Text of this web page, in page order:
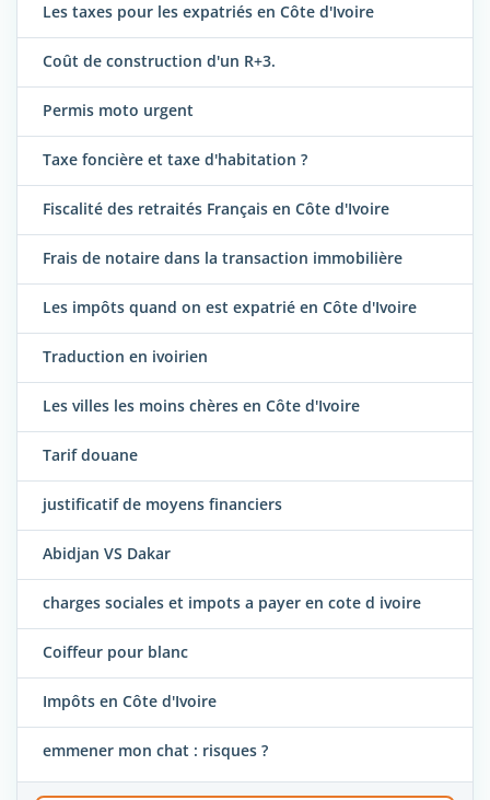
Les taxes pour les expatriés en Côte d'Ivoire
Coût de construction d'un R+3.
Permis moto urgent
Taxe foncière et taxe d'habitation ?
Fiscalité des retraités Français en Côte d'Ivoire
Frais de notaire dans la transaction immobilière
Les impôts quand on est expatrié en Côte d'Ivoire
Traduction en ivoirien
Les villes les moins chères en Côte d'Ivoire
Tarif douane
justificatif de moyens financiers
Abidjan VS Dakar
charges sociales et impots a payer en cote d ivoire
Coiffeur pour blanc
Impôts en Côte d'Ivoire
emmener mon chat : risques ?